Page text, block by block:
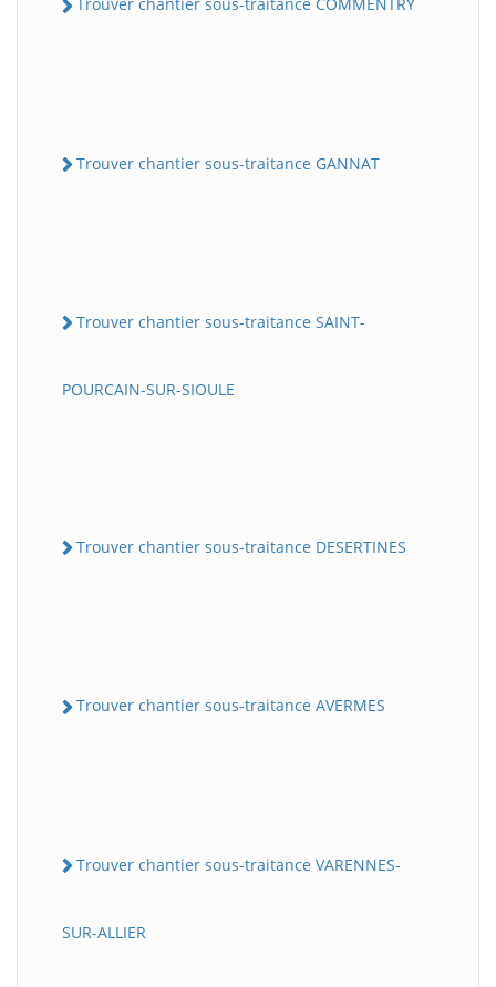
Trouver chantier sous-traitance GANNAT
Trouver chantier sous-traitance SAINT-
POURCAIN-SUR-SIOULE
Trouver chantier sous-traitance DESERTINES
Trouver chantier sous-traitance AVERMES
Trouver chantier sous-traitance VARENNES-
SUR-ALLIER